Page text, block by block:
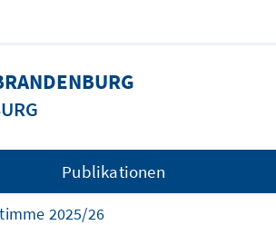
Publikationen
2025/26